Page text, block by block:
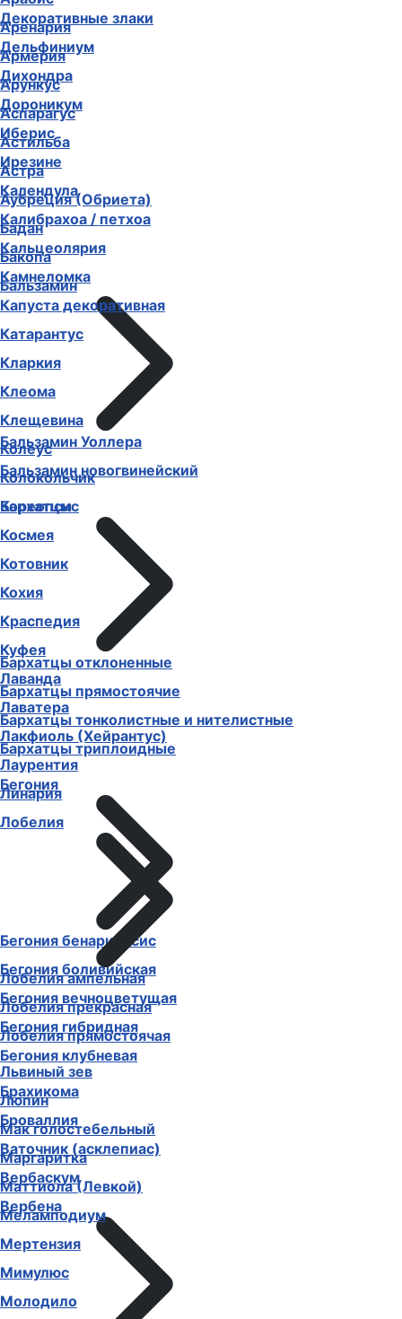
Аренария
Армерия
Арункус
Аспарагус
Астильба
Астра
Аубреция (Обриета)
Бадан
Бакопа
Бальзамин
Бальзамин Уоллера
Бальзамин новогвинейский
Бархатцы
Бархатцы отклоненные
Бархатцы прямостоячие
Бархатцы тонколистные и нителистные
Бархатцы триплоидные
Бегония
Бегония бенариенсис
Бегония боливийская
Бегония вечноцветущая
Бегония гибридная
Бегония клубневая
Брахикома
Броваллия
Ваточник (асклепиас)
Вербаскум
Вербена
Декоративные злаки
Дельфиниум
Дихондра
Дороникум
Иберис
Ирезине
Календула
Калибрахоа / петхоа
Кальцеолярия
Камнеломка
Капуста декоративная
Катарантус
Кларкия
Клеома
Клещевина
Колеус
Колокольчик
Кореопсис
Космея
Котовник
Кохия
Краспедия
Куфея
Лаванда
Лаватера
Лакфиоль (Хейрантус)
Лаурентия
Линария
Лобелия
Лобелия ампельная
Лобелия прекрасная
Лобелия прямостоячая
Львиный зев
Люпин
Мак голостебельный
Маргаритка
Маттиола (Левкой)
Меламподиум
Мертензия
Мимулюс
Молодило